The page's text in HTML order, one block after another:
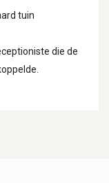
tuin
die de